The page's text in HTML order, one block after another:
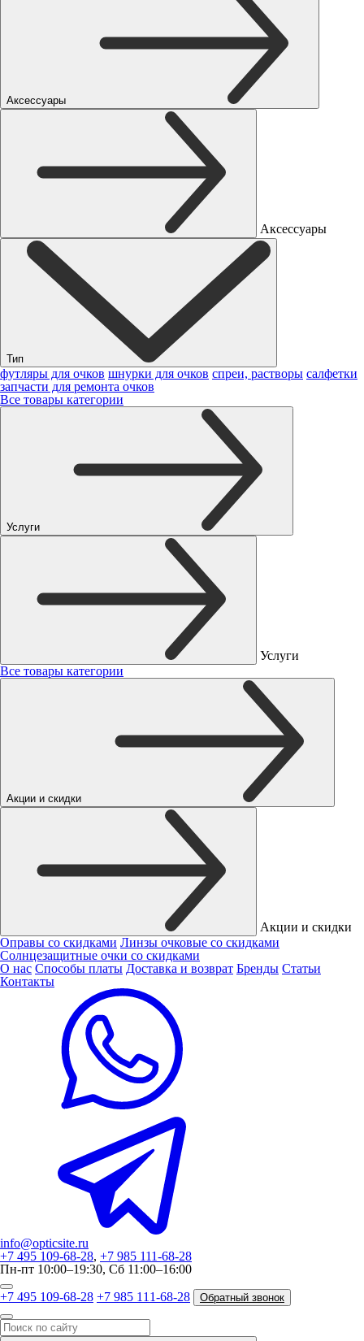
Аксессуары
Аксессуары
Тип
футляры для очков шнурки для очков спреи, растворы салфетки
запчасти для ремонта очков
Все товары категории
Услуги
Услуги
Все товары категории
Акции и скидки
Акции и скидки
Оправы со скидками Линзы очковые со скидками
Солнцезащитные очки со скидками
О нас Способы платы Доставка и возврат Бренды Статьи
Контакты
info@opticsite.ru
+7 495 109-68-28, +7 985 111-68-28
Пн-пт 10:00–19:30, Сб 11:00–16:00
+7 495 109-68-28 +7 985 111-68-28 Обратный звонок